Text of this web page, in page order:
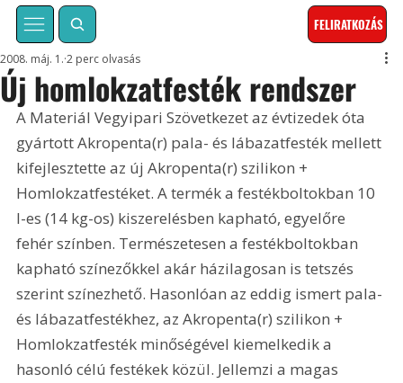
FELIRATKOZÁS
Új homlokzatfesték rendszer
2008. máj. 1. 2 perc olvasás
A Materiál Vegyipari Szövetkezet az évtizedek óta
gyártott Akropenta(r) pala- és lábazatfesték mellett
kifejlesztette az új Akropenta(r) szilikon +
Homlokzatfestéket. A termék a festékboltokban 10
l-es (14 kg-os) kiszerelésben kapható, egyelőre
fehér színben. Természetesen a festékboltokban
kapható színezőkkel akár házilagosan is tetszés
szerint színezhető. Hasonlóan az eddig ismert pala-
és lábazatfestékhez, az Akropenta(r) szilikon +
Homlokzatfesték minőségével kiemelkedik a
hasonló célú festékek közül. Jellemzi a magas